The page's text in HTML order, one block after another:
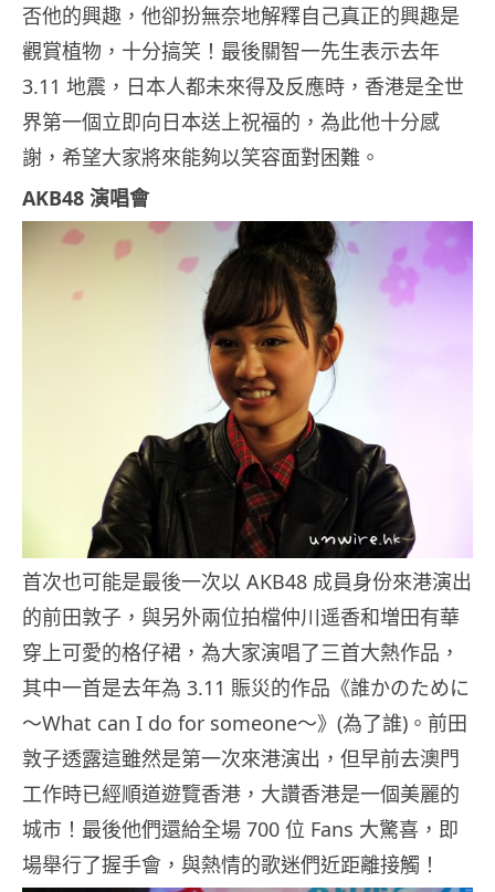
否他的興趣，他卻扮無奈地解釋自己真正的興趣是
觀賞植物，十分搞笑！最後關智一先生表示去年
3.11 地震，日本人都未來得及反應時，香港是全世
界第一個立即向日本送上祝福的，為此他十分感
謝，希望大家將來能夠以笑容面對困難。
AKB48 演唱會
首次也可能是最後一次以 AKB48 成員身份來港演出
的前田敦子，與另外兩位拍檔仲川遥香和増田有華
穿上可愛的格仔裙，為大家演唱了三首大熱作品，
其中一首是去年為 3.11 賑災的作品《誰かのために
～What can I do for someone～》(為了誰)。前田
敦子透露這雖然是第一次來港演出，但早前去澳門
工作時已經順道遊覽香港，大讚香港是一個美麗的
城市！最後他們還給全場 700 位 Fans 大驚喜，即
場舉行了握手會，與熱情的歌迷們近距離接觸！